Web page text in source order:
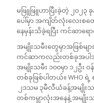
မဖြူဖြူဟာပြီးခဲ့တဲ့ ၂၀၂
ပေါ်မှာ အကျိတ်လုံးလေးစ
နေမှန်းသိခဲ့ရပြီး ကင်ဆာရ
အမျိုးသမီးတွေမှာအဖြစ်မ
ကင်ဆာကလည်းတစ်ခုအပါအ
အမျိုးသမီး ၁၀၀မှာ ၁၂ဦး
တစ်ခုဖြစ်ပါတယ်။ WHO
၂ဒသမ ၃မီလီယံခန့်အမျိုးသ
တစ်ကမ္ဘာလုံးအနေနဲ့ အမျိုး